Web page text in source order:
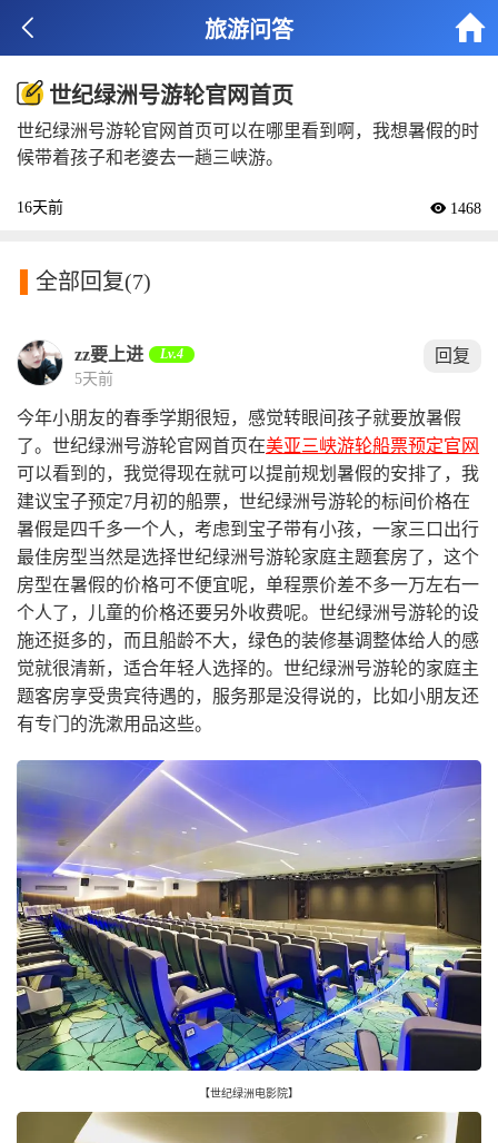
 旅游问答 
世纪绿洲号游轮官网首页
世纪绿洲号游轮官网首页可以在哪里看到啊，我想暑假的时
候带着孩子和老婆去一趟三峡游。
16天前  1468
全部回复(7)
zz要上进 Lv.4
5天前
回复
今年小朋友的春季学期很短，感觉转眼间孩子就要放暑假
了。世纪绿洲号游轮官网首页在美亚三峡游轮船票预定官网
可以看到的，我觉得现在就可以提前规划暑假的安排了，我
建议宝子预定7月初的船票，世纪绿洲号游轮的标间价格在
暑假是四千多一个人，考虑到宝子带有小孩，一家三口出行
最佳房型当然是选择世纪绿洲号游轮家庭主题套房了，这个
房型在暑假的价格可不便宜呢，单程票价差不多一万左右一
个人了，儿童的价格还要另外收费呢。世纪绿洲号游轮的设
施还挺多的，而且船龄不大，绿色的装修基调整体给人的感
觉就很清新，适合年轻人选择的。世纪绿洲号游轮的家庭主
题客房享受贵宾待遇的，服务那是没得说的，比如小朋友还
有专门的洗漱用品这些。
【世纪绿洲电影院】